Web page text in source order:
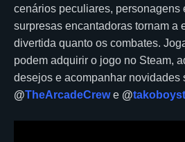
cenários peculiares, personagens
surpresas encantadoras tornam a
divertida quanto os combates.
podem adquirir o jogo no Steam,
desejos e acompanhar novidades
@TheArcadeCrewe @